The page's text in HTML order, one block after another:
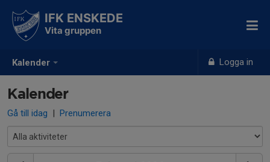
Kalender Logga in
IFK ENSKEDE
Vita gruppen
Kalender
Gå till idag | Prenumerera